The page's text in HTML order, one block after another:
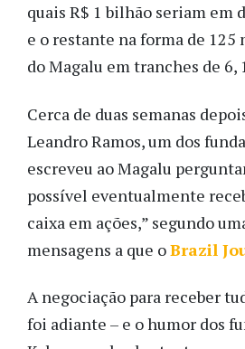
quais R$ 1 bilhão seriam em
e o restante na forma de 125
do Magalu em tranches de 6,
Cerca de duas semanas
Leandro Ramos, um dos
escreveu ao Magalu
possível eventualmente
caixa em ações,” segundo
mensagens a que oBrazil
A negociação para receber
foi adiante – e o humor dos